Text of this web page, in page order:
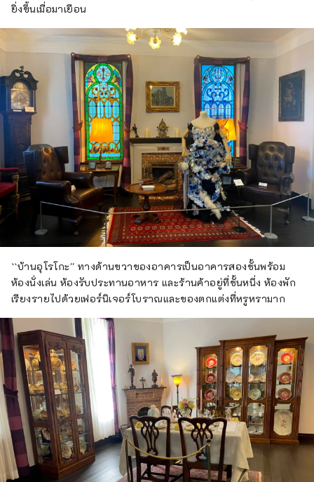
ยิ่งขึ้นเมื่อมาเยือน
``บ้านอุโรโกะ'' ทางด้านขวาของอาคารเป็นอาคารสองชั้นพร้อม
ห้องนั่งเล่น ห้องรับประทานอาหาร และร้านค้าอยู่ที่ชั้นหนึ่ง ห้องพัก
เรียงรายไปด้วยเฟอร์นิเจอร์โบราณและของตกแต่งที่หรูหรามาก